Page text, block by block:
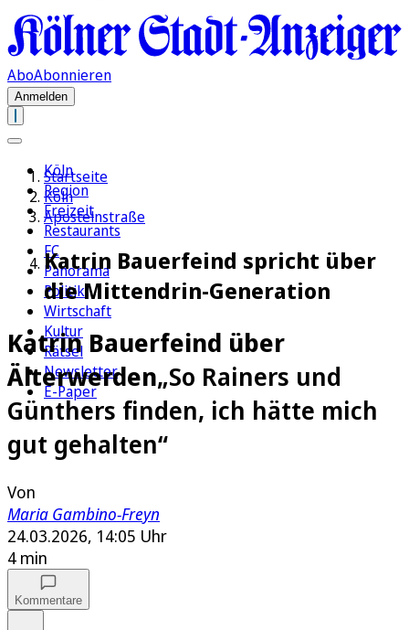
AboAbonnieren
Anmelden
Köln
Region
Freizeit
Restaurants
FC
Panorama
Politik
Wirtschaft
Kultur
Rätsel
Newsletter
E-Paper
Startseite
Köln
Apostelnstraße
Katrin Bauerfeind spricht über
die Mittendrin-Generation
Katrin Bauerfeind über
Älterwerden„So Rainers und
Günthers finden, ich hätte mich
gut gehalten“
Von
Maria Gambino-Freyn
24.03.2026, 14:05 Uhr
4 min
Kommentare